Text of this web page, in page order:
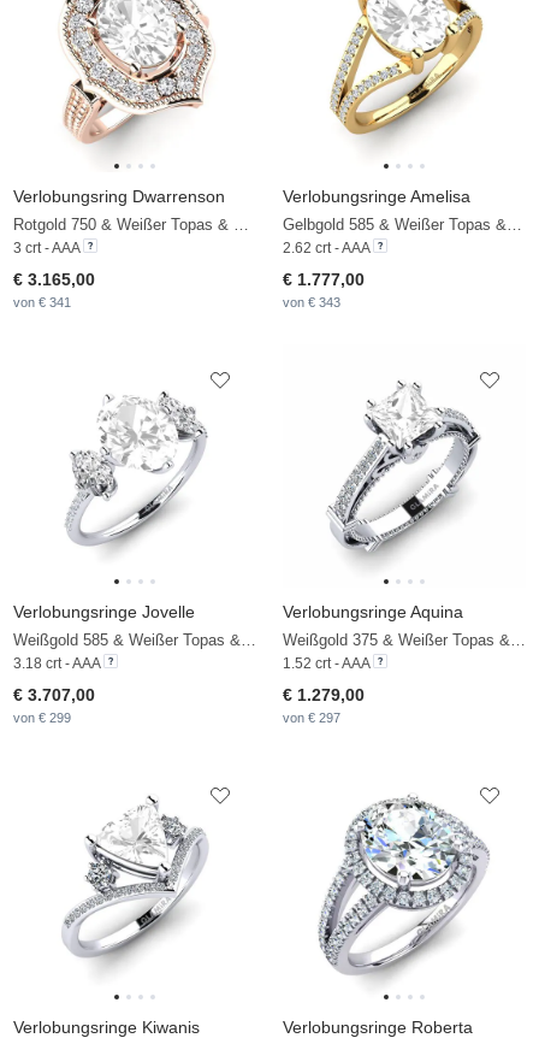
Verlobungsring Dwarrenson
3 crt - AAA
€ 3.165,00
von € 341
Verlobungsringe Amelisa
2.62 crt - AAA
€ 1.777,00
von € 343
Verlobungsringe Jovelle
3.18 crt - AAA
€ 3.707,00
von € 299
Verlobungsringe Aquina
1.52 crt - AAA
€ 1.279,00
von € 297
Verlobungsringe Kiwanis Verlobungsringe Roberta